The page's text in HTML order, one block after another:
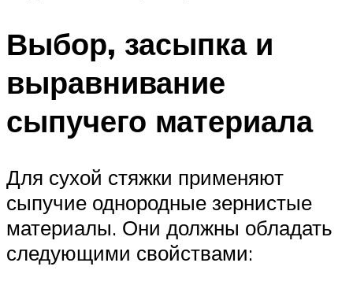
Выбор, засыпка и
выравнивание
сыпучего материала
Для сухой стяжки применяют
сыпучие однородные зернистые
материалы. Они должны обладать
следующими свойствами: